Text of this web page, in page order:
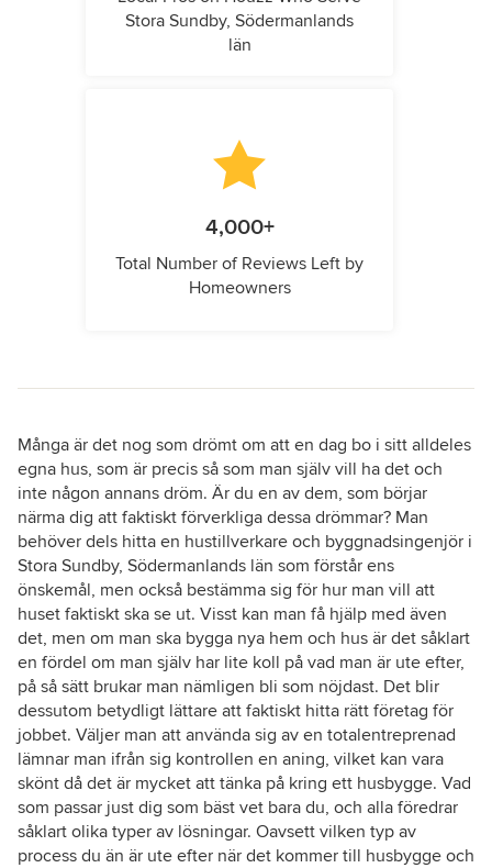
Stora Sundby, Södermanlands
län
4,000+
Total Number of Reviews Left by
Homeowners
Många är det nog som drömt om att en dag bo i sitt alldeles
egna hus, som är precis så som man själv vill ha det och
inte någon annans dröm. Är du en av dem, som börjar
närma dig att faktiskt förverkliga dessa drömmar? Man
behöver dels hitta en hustillverkare och byggnadsingenjör i
Stora Sundby, Södermanlands län som förstår ens
önskemål, men också bestämma sig för hur man vill att
huset faktiskt ska se ut. Visst kan man få hjälp med även
det, men om man ska bygga nya hem och hus är det såklart
en fördel om man själv har lite koll på vad man är ute efter,
på så sätt brukar man nämligen bli som nöjdast. Det blir
dessutom betydligt lättare att faktiskt hitta rätt företag för
jobbet. Väljer man att använda sig av en totalentreprenad
lämnar man ifrån sig kontrollen en aning, vilket kan vara
skönt då det är mycket att tänka på kring ett husbygge. Vad
som passar just dig som bäst vet bara du, och alla föredrar
såklart olika typer av lösningar. Oavsett vilken typ av
process du än är ute efter när det kommer till husbygge och